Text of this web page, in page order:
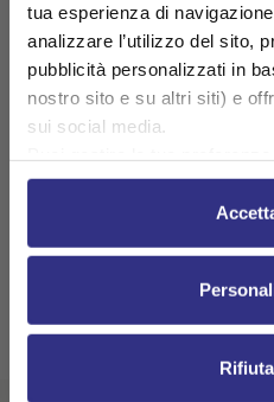
tua esperienza di
analizzare l’utilizzo del sito,
pubblicità personalizzati in
nostro sito e su altri siti) e
sui social media.
cliccando su Impostazioni
informazioni sono disponibili
nella